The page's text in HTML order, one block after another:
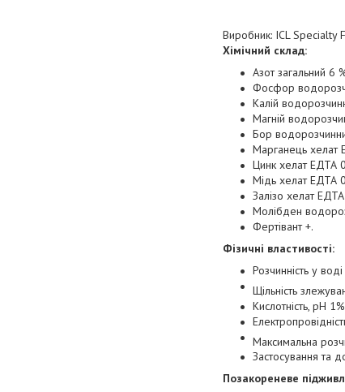
Виробник: ICL Specialty
Xімічний склад:
Азот загальний 6
Фосфор
Калій
Магній
Бор
Марганець хелат
Цинк хелат ЕДТА
Мідь хелат ЕДТА
Залізо хелат
Молібден
Фертівант +.
Фізичні властивості:
Розчинність у
Щільність
Кислотність, рН
Максимальна
Застосування та
Позакореневе